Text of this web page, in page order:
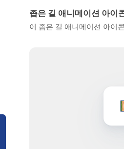
좁은 길 애니메이션 아이
이 좁은 길 애니메이션 아이